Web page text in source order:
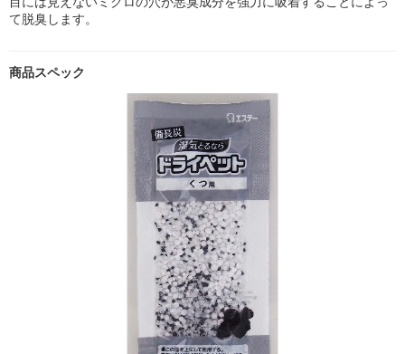
て脱臭します。
商品スペック